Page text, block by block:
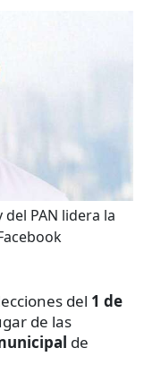
del PAN lidera la
del 1 de
de las
de